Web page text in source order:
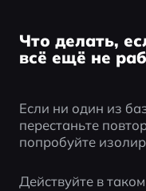
Что делать,
всё ещё не
Если ни один из
перестаньте
попробуйте
Действуйте в